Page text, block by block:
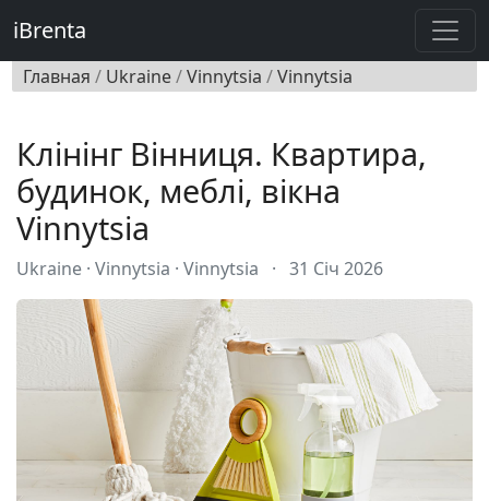
iBrenta
Главная / Ukraine/Vinnytsia /Vinnytsia
Клінінг Вінниця. Квартира,
будинок, меблі, вікна
Vinnytsia
Ukraine · Vinnytsia · Vinnytsia · 31 Січ 2026